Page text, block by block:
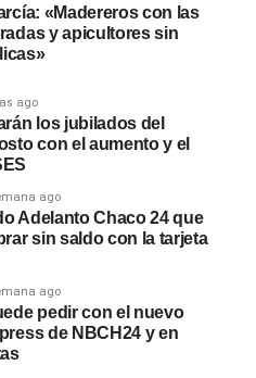
«Madereros con las
y apicultores sin
ago
los jubilados del
con el aumento y el
ago
Adelanto Chaco 24 que
sin saldo con la tarjeta
ago
pedir con el nuevo
de NBCH24 y en